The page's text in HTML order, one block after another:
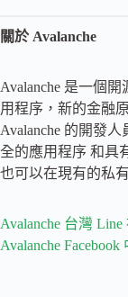
關於 Avalanche
Avalanche 是一個
用程序，新的金融
Avalanche 的開發
全的應用程序 和具
也可以在現有的私
Avalanche 台灣 Line
Avalanche Facebook